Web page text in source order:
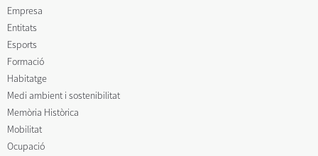
Empresa
Entitats
Esports
Formació
Habitatge
Medi ambient i sostenibilitat
Memòria Històrica
Mobilitat
Ocupació